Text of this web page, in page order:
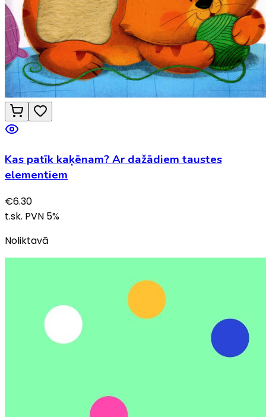
Kas patīk kaķēnam? Ar dažādiem taustes
elementiem
€6.30
t.sk. PVN 5%
Noliktavā